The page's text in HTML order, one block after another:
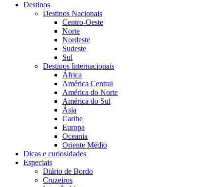
Destinos
Destinos Nacionais
Centro-Oeste
Norte
Nordeste
Sudeste
Sul
Destinos Internacionais
África
América Central
América do Norte
América do Sul
Ásia
Caribe
Europa
Oceania
Oriente Médio
Dicas e curiosidades
Especiais
Diário de Bordo
Cruzeiros